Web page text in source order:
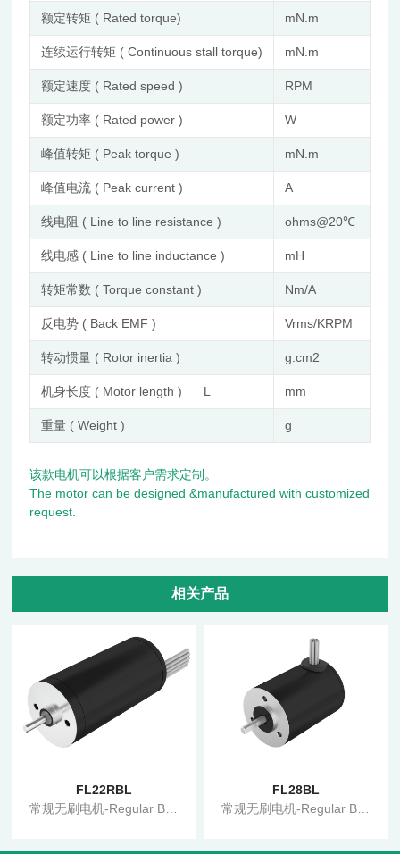
额定转矩 ( Rated torque) mN.m
连续运行转矩 ( Continuous stall torque) mN.m
额定速度 ( Rated speed ) RPM
额定功率 ( Rated power ) W
峰值转矩 ( Peak torque ) mN.m
峰值电流 ( Peak current ) A
线电阻 ( Line to line resistance ) ohms@20℃
线电感 ( Line to line inductance ) mH
转矩常数 ( Torque constant ) Nm/A
反电势 ( Back EMF ) Vrms/KRPM
转动惯量 ( Rotor inertia ) g.cm2
机身长度 ( Motor length ) L mm
重量 ( Weight ) g
该款电机可以根据客户需求定制。
The motor can be designed &manufactured with customized
request.
相关产品
FL22RBL
常规无刷电机-Regular BLDC Motor
FL28BL
常规无刷电机-Regular BLDC Motor